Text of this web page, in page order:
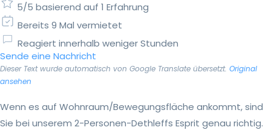
5/5 basierend auf 1 Erfahrung
Bereits 9 Mal vermietet
Reagiert innerhalb weniger Stunden
Sende eine Nachricht
Dieser Text wurde automatisch von Google Translate übersetzt. Original
ansehen
Wenn es auf Wohnraum/Bewegungsfläche ankommt, sind
Sie bei unserem 2-Personen-Dethleffs Esprit genau richtig.